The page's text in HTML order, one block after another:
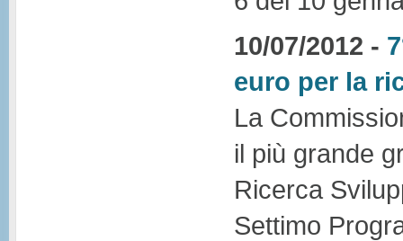
10/07/2012 -
euro per la
La
il più grande
Ricerca
Settimo